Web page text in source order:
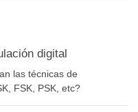
digital
las técnicas de
FSK, PSK, etc?